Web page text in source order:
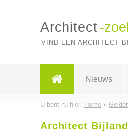
Architect -
VIND EEN ARCHITECT
Nieuws
U bent nu hier: Home»
Architect Bijland